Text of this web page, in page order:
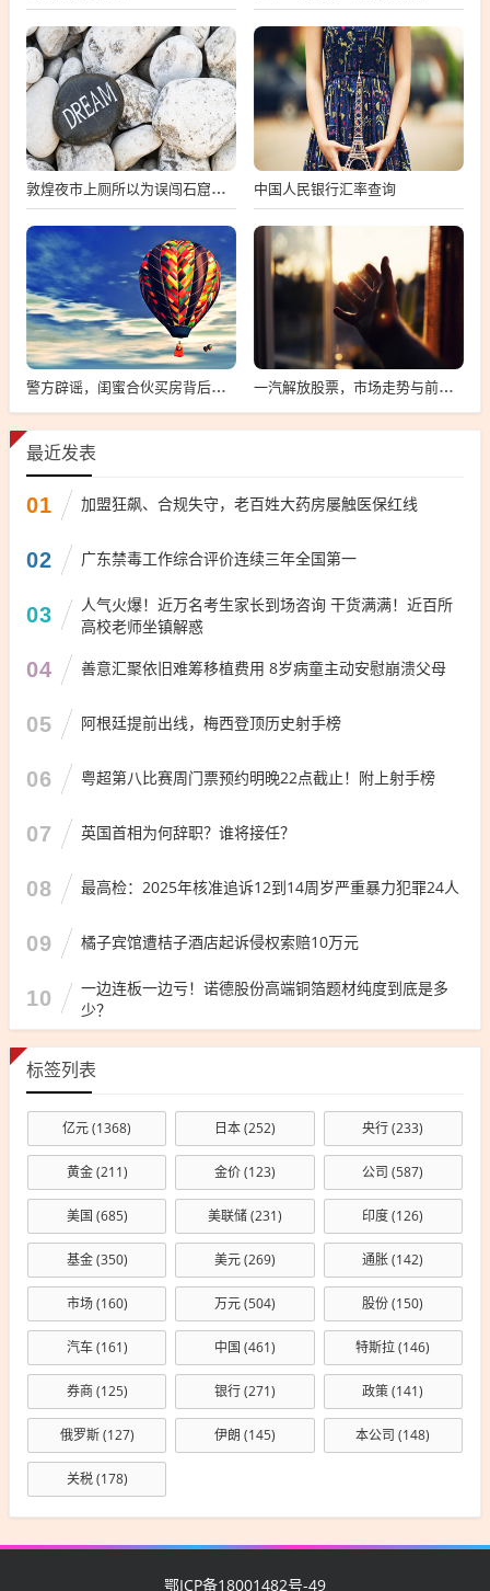
敦煌夜市上厕所以为误闯石窟，敦煌夜市惊现误闯石窟 中国人民银行汇率查询
警方辟谣，闺蜜合伙买房背后的真相揭秘 一汽解放股票，市场走势与前景展望
最近发表
01 加盟狂飙、合规失守，老百姓大药房屡触医保红线
02 广东禁毒工作综合评价连续三年全国第一
03
人气火爆！近万名考生家长到场咨询 干货满满！近百所
高校老师坐镇解惑
04 善意汇聚依旧难筹移植费用 8岁病童主动安慰崩溃父母
05 阿根廷提前出线，梅西登顶历史射手榜
06 粤超第八比赛周门票预约明晚22点截止！附上射手榜
07 英国首相为何辞职？谁将接任？
08 最高检：2025年核准追诉12到14周岁严重暴力犯罪24人
09 橘子宾馆遭桔子酒店起诉侵权索赔10万元
10
一边连板一边亏！诺德股份高端铜箔题材纯度到底是多
少？
标签列表
亿元(1368) 日本(252) 央行(233)
黄金(211) 金价(123) 公司 (587)
美国 (685) 美联储(231) 印度(126)
基金(350) 美元(269) 通胀(142)
市场(160) 万元(504) 股份(150)
汽车(161) 中国 (461) 特斯拉(146)
券商(125) 银行(271) 政策(141)
俄罗斯(127) 伊朗 (145) 本公司 (148)
关税(178)
鄂ICP备18001482号-49